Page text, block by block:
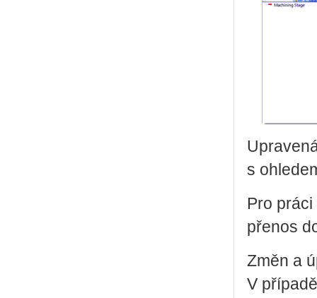
s
Pro
přenos
Změn a
V